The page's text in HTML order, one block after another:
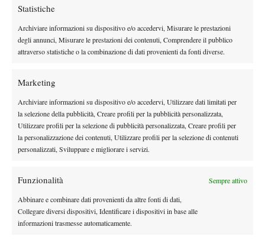
Statistiche
Archiviare informazioni su dispositivo e/o accedervi, Misurare le prestazioni
degli annunci, Misurare le prestazioni dei contenuti, Comprendere il pubblico
attraverso statistiche o la combinazione di dati provenienti da fonti diverse.
Marketing
Archiviare informazioni su dispositivo e/o accedervi, Utilizzare dati limitati per
la selezione della pubblicità, Creare profili per la pubblicità personalizzata,
Utilizzare profili per la selezione di pubblicità personalizzata, Creare profili per
la personalizzazione dei contenuti, Utilizzare profili per la selezione di contenuti
personalizzati, Sviluppare e migliorare i servizi.
Funzionalità Sempre attivo
Abbinare e combinare dati provenienti da altre fonti di dati,
Collegare diversi dispositivi, Identificare i dispositivi in base alle
informazioni trasmesse automaticamente.
Svitolina si trovava insieme a Monfils a Ginevra – nel corso
dell’ATP 250 – per assistere dal vivo all’ultima apparizione in
Svizzera diStan Wawrinka:“Gael(Monfils ndr.)è molto legato
a lui. Sono stata felice di accompagnarlo ed è stato bello vedere
ispirazione e la sua carriera è stata straordinaria ed è riuscito a
vincere Slam nella generazione di Federer, Djokovic, Nadal e
Murray”.
DI TENDENZA
Atp News